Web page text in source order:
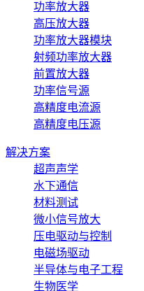
功率放大器
高压放大器
功率放大器模块
射频功率放大器
前置放大器
功率信号源
高精度电流源
高精度电压源
解决方案
超声声学
水下通信
材料测试
微小信号放大
压电驱动与控制
电磁场驱动
半导体与电子工程
生物医学